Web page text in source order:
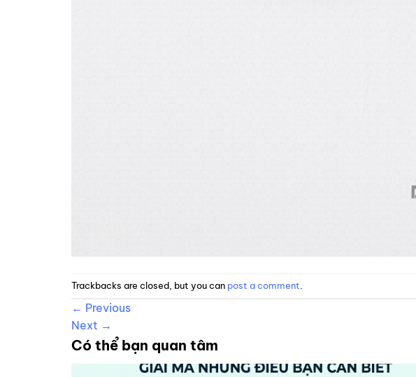
Trackbacks are closed, but you can post a comment
← Previous
Next →
Có thể bạn quan tâm